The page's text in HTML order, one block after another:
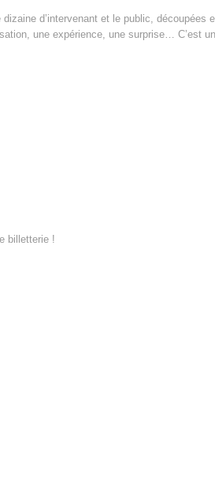
d’intervenant et le public, découpées
une expérience, une surprise… C’est
billetterie !